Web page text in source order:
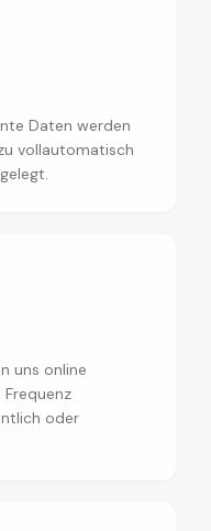
Daten werden
vollautomatisch
uns online
oder